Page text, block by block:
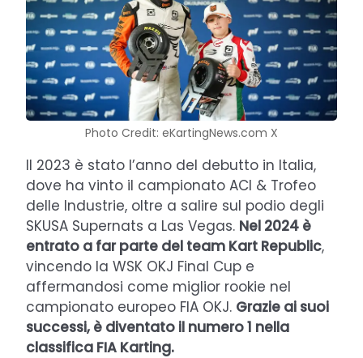
Photo Credit: eKartingNews.com X
Il 2023 è stato l’anno del debutto in Italia,
dove ha vinto il campionato ACI & Trofeo
delle Industrie, oltre a salire sul podio degli
SKUSA Supernats a Las Vegas. Nel 2024 è
entrato a far parte del team Kart Republic,
vincendo la WSK OKJ Final Cup e
affermandosi come miglior rookie nel
campionato europeo FIA OKJ. Grazie ai suoi
successi, è diventato il numero 1 nella
classifica FIA Karting.